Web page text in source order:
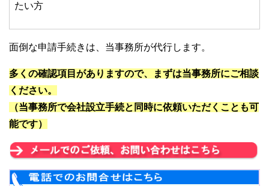
たい方
面倒な申請手続きは、当事務所が代行します。
多くの確認項目がありますので、まずは当事務所にご相談
ください。
（当事務所で会社設立手続と同時に依頼いただくことも可
能です）